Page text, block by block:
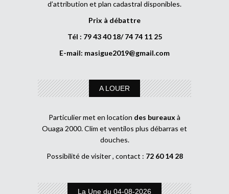
d’attribution et plan cadastral disponibles.
Prix à débattre
Tél : 79 43 40 18/ 74 74 11 25
E-mail: masigue2019@gmail.com
A LOUER
Particulier met en location des bureaux à
Ouaga 2000. Clim et ventilos plus débarras et
douches.
Possibilité de visiter , contact : 72 60 14 28
La Une du 04-08-2026